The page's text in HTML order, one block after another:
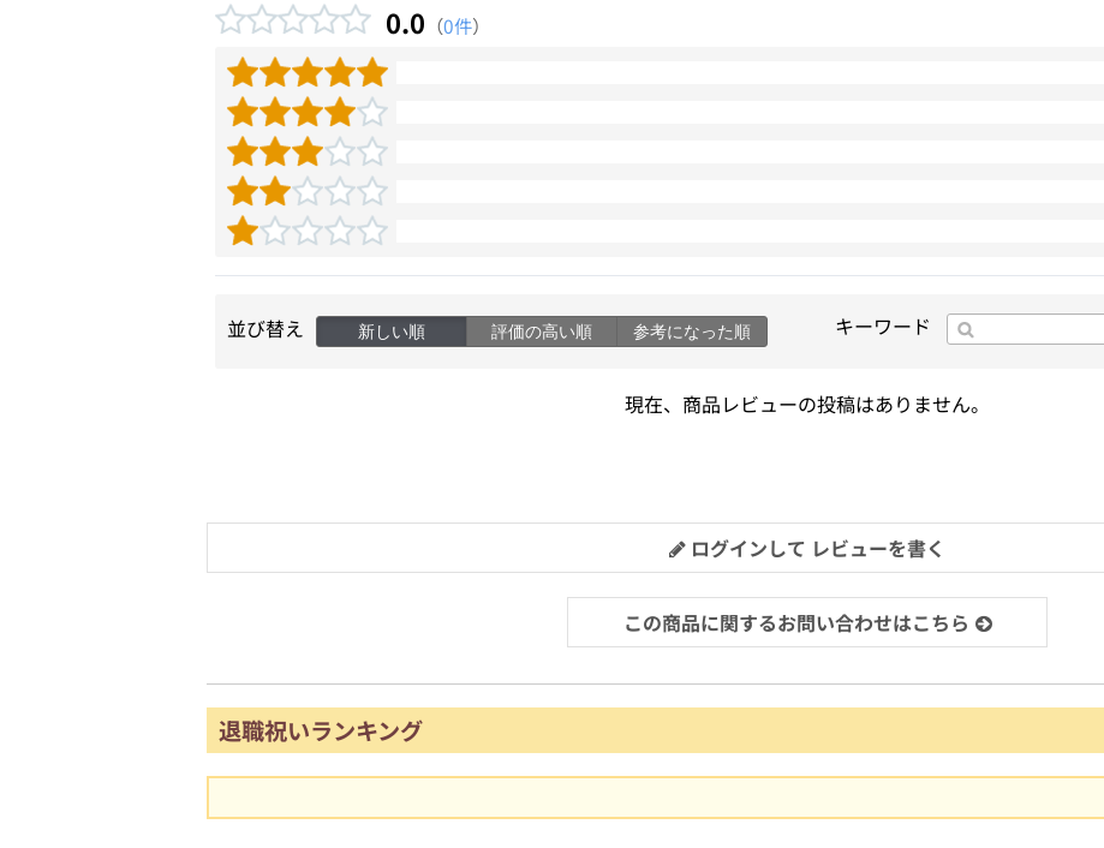
0.0 （0件）
並び替え 新しい順 評価の高い順 参考になった順 キーワード
現在、商品レビューの投稿はありません。
ログインして レビューを書く
この商品に関するお問い合わせはこちら
退職祝いランキング